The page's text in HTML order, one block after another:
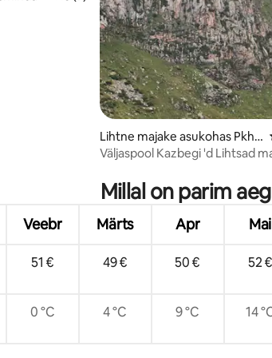
Lihtne majake asukohas Pkhe
lshe
Väljaspool Kazbegi 'd Lihtsad majakesed
Millal on parim
Veebr Märts Apr Mai
51 € 49 € 50 € 52 €
0 °C 4 °C 9 °C 14